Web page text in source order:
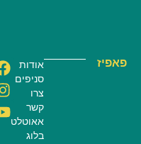
פאפיז
אודות
סניפים
צרו
קשר
אאוטלט
בלוג